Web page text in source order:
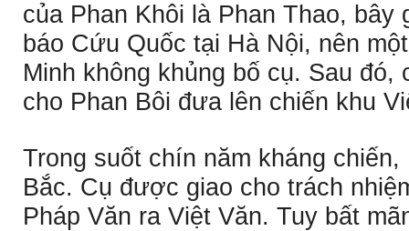
của Phan Khôi là Phan Thao, bây
báo Cứu Quốc tại Hà Nội, nên
Minh không khủng bố cụ. Sau
cho Phan Bôi đưa lên chiến khu
Trong suốt chín năm kháng
Bắc. Cụ được giao cho trách
Pháp Văn ra Việt Văn. Tuy bất